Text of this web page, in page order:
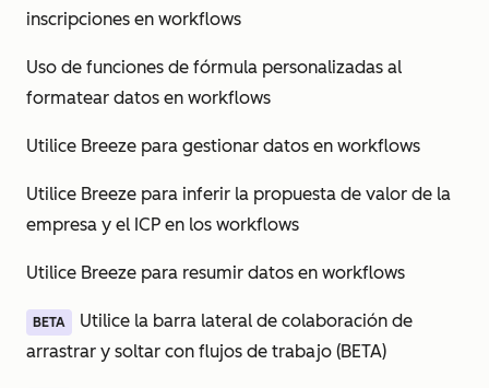
inscripciones en workflows
Uso de funciones de fórmula personalizadas al
formatear datos en workflows
Utilice Breeze para gestionar datos en workflows
Utilice Breeze para inferir la propuesta de valor de la
empresa y el ICP en los workflows
Utilice Breeze para resumir datos en workflows
BETA
Utilice la barra lateral de colaboración de
arrastrar y soltar con flujos de trabajo (BETA)